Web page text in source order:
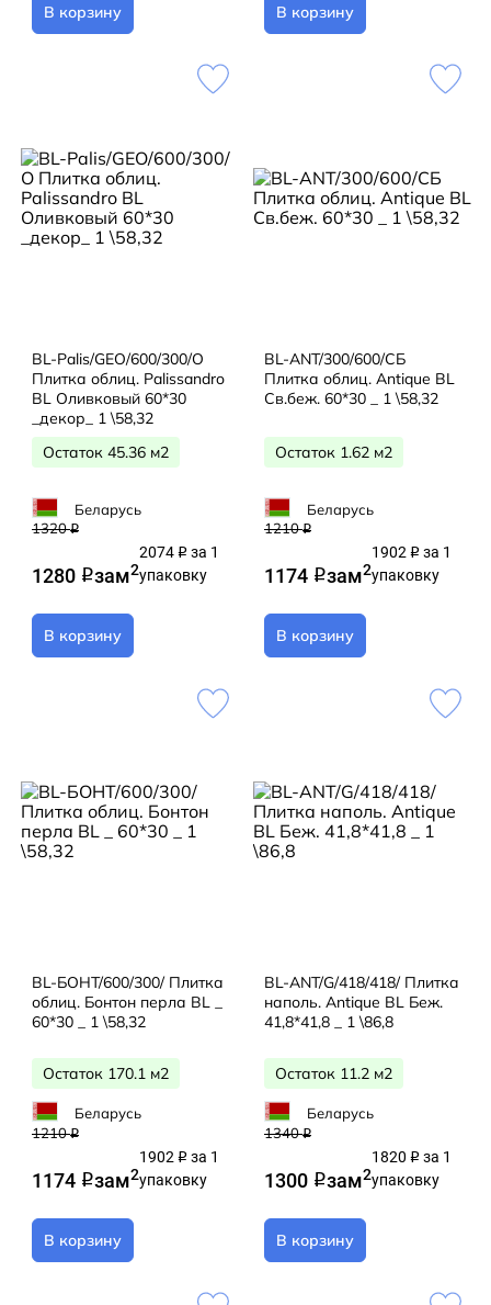
В корзину В корзину
BL-Palis/GEO/600/300/О
Плитка облиц. Palissandro
BL Оливковый 60*30
_декор_ 1 \58,32
Остаток 45.36 м2
Беларусь
1320q
1280 qзам2
2074 q за 1
упаковку
В корзину
BL-ANT/300/600/СБ
Плитка облиц. Antique BL
Св.беж. 60*30 _ 1 \58,32
Остаток 1.62 м2
Беларусь
1210q
1174 qзам2
1902 q за 1
упаковку
В корзину
BL-БОНТ/600/300/ Плитка
облиц. Бонтон перла BL _
60*30 _ 1 \58,32
Остаток 170.1 м2
Беларусь
1210q
1174 qзам2
1902 q за 1
упаковку
В корзину
BL-ANT/G/418/418/ Плитка
наполь. Antique BL Беж.
41,8*41,8 _ 1 \86,8
Остаток 11.2 м2
Беларусь
1340q
1300 qзам2
1820 q за 1
упаковку
В корзину